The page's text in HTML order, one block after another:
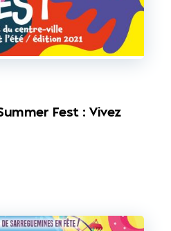
Fest : Vivez